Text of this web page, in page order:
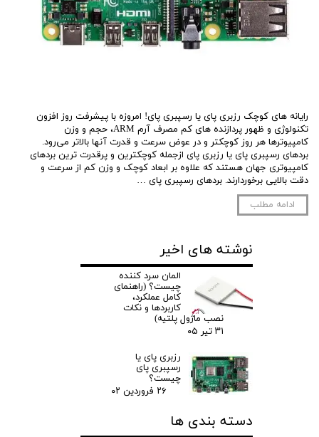
رایانه های کوچک رزبری پای یا رسپبری پای! امروزه با پیشرفت روز افزون
تکنولوژی و ظهور پردازنده های کم مصرف آرم ARM، حجم و وزن
کامپیوترها هر روز کوچکتر و در عوض سرعت و قدرت آنها بالاتر می‌رود.
بردهای رسپبری پای یا رزبری پای ازجمله کوچکترین و پرقدرت ترین بردهای
کامپیوتری جهان هستند که علاوه بر ابعاد کوچک و وزن کم از سرعت و
دقت بالایی برخوردارند. بردهای رسپبری پای …
ادامه مطلب
نوشته های اخیر
المان سرد کننده
چیست؟ (راهنمای
کامل عملکرد،
کاربردها و نکات
نصب ماژول پلتیه)
۳۱ تیر ۰۵
رزبری پای یا
رسپبری پای
چیست؟
۲۶ فروردین ۰۲
دسته بندی ها